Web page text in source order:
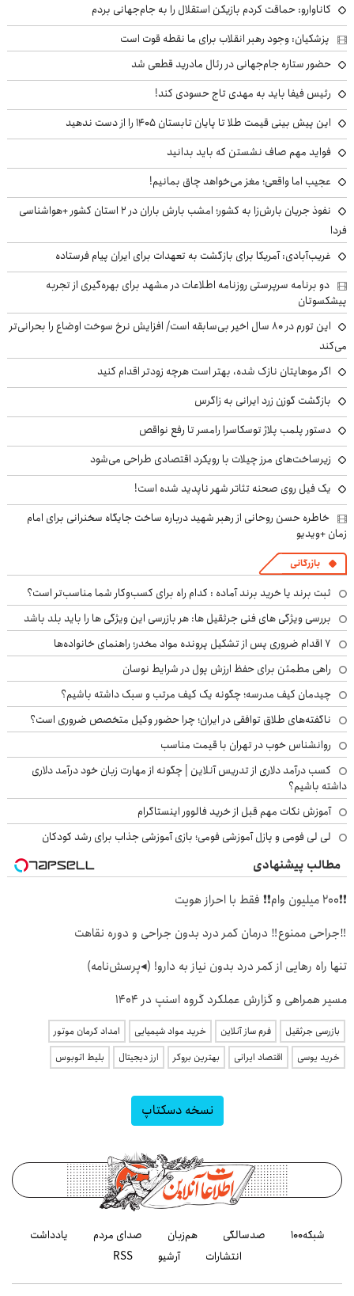
کاناوارو: حماقت کردم بازیکن استقلال را به جام‌جهانی بردم
پزشکیان: وجود رهبر انقلاب برای ما نقطه قوت است
حضور ستاره جام‌جهانی در رئال مادرید قطعی شد
رئیس فیفا باید به مهدی تاج حسودی کند!
این پیش بینی قیمت طلا تا پایان تابستان ۱۴۰۵ را از دست ندهید
فواید مهم صاف نشستن که باید بدانید
عجیب اما واقعی؛ مغز می‌خواهد چاق بمانیم!
نفوذ جریان بارش‌زا به کشور؛ امشب بارش باران در ۲ استان کشور +هواشناسی
فردا
غریب‌آبادی: آمریکا برای بازگشت به تعهدات برای ایران پیام فرستاده
دو برنامه سرپرستی روزنامه اطلاعات در مشهد برای بهره‌گیری از تجربه
پیشکسوتان
این تورم در ۸۰ سال اخیر بی‌سابقه است/ افزایش نرخ سوخت اوضاع را بحرانی‌تر
می‌کند
اگر موهایتان نازک شده، بهتر است هرچه زودتر اقدام کنید
بازگشت گوزن زرد ایرانی به زاگرس
دستور پلمب پلاژ توسکاسرا رامسر تا رفع نواقص
زیرساخت‌های مرز چیلات با رویکرد اقتصادی طراحی می‌شود
یک فیل روی صحنه تئاتر شهر ناپدید شده است!
خاطره حسن روحانی از رهبر شهید درباره ساخت جایگاه سخنرانی برای امام
زمان +ویدیو
بازرگانی
ثبت برند یا خرید برند آماده : کدام راه برای کسب‌وکار شما مناسب‌تر است؟
بررسی ویژگی های فنی جرثقیل ها: هر بازرسی این ویژگی ها را باید بلد باشد
۷ اقدام ضروری پس از تشکیل پرونده مواد مخدر؛ راهنمای خانواده‌ها
راهی مطمئن برای حفظ ارزش پول در شرایط نوسان
چیدمان کیف مدرسه؛ چگونه یک کیف مرتب و سبک داشته باشیم؟
ناگفته‌های طلاق توافقی در ایران؛ چرا حضور وکیل متخصص ضروری است؟
روانشناس خوب در تهران با قیمت مناسب
کسب درآمد دلاری از تدریس آنلاین | چگونه از مهارت زبان خود درآمد دلاری
داشته باشیم؟
آموزش نکات مهم قبل از خرید فالوور اینستاگرام
لی لی فومی و پازل آموزشی فومی؛ بازی آموزشی جذاب برای رشد کودکان
مطالب پیشنهادی
❗❗200 میلیون وام❗❗ فقط با احراز هویت
‼️جراحی ممنوع‼️ درمان کمر درد بدون جراحی و دوره نقاهت
تنها راه رهایی از کمر درد بدون نیاز به دارو! (◂پرسش‌نامه)
مسیر همراهی و گزارش عملکرد گروه اسنپ در ۱۴۰۴
بازرسی جرثقیل فرم ساز آنلاین خرید مواد شیمیایی
امداد کرمان موتور
خرید یوسی
اقتصاد ایرانی بهترین بروکر ارز دیجیتال بلیط اتوبوس
نسخه دسکتاپ
شبکه۱۰۰ صدسالگی هم‌زبان صدای مردم
یادداشت
انتشارات
آرشیو RSS